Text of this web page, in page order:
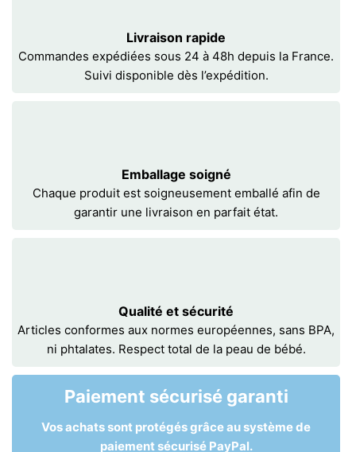
Livraison rapide
Commandes expédiées sous 24 à 48h depuis la France.
Suivi disponible dès l’expédition.
Emballage soigné
Chaque produit est soigneusement emballé afin de
garantir une livraison en parfait état.
Qualité et sécurité
Articles conformes aux normes européennes, sans BPA,
ni phtalates. Respect total de la peau de bébé.
Paiement sécurisé garanti
Vos achats sont protégés grâce au système de
paiement sécurisé PayPal.